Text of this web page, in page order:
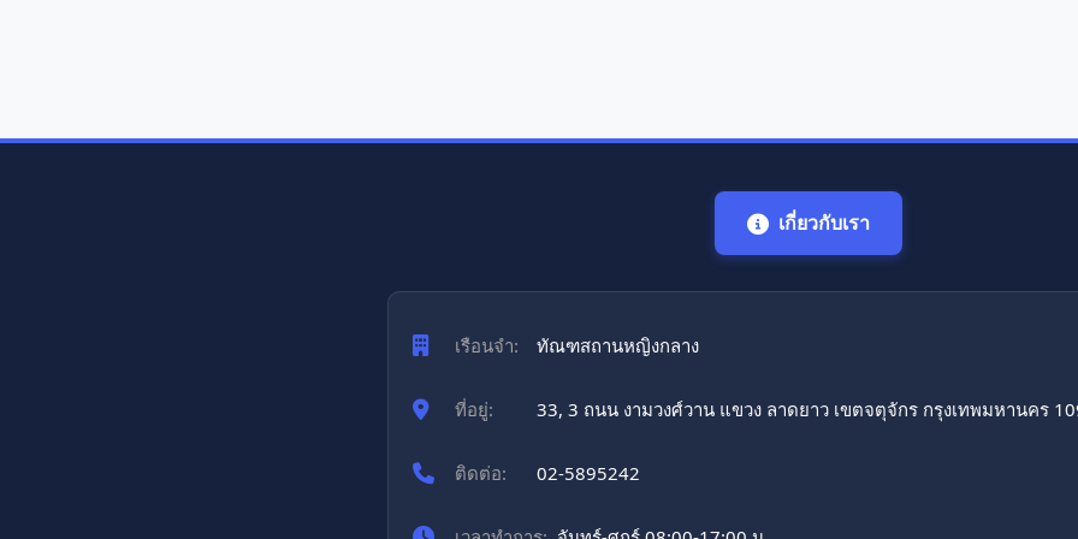
เกี่ยวกับเรา
เรือนจำ: ทัณฑสถานหญิงกลาง
ที่อยู่: 33, 3 ถนน งามวงศ์วาน แขวง ลาดยาว เขตจตุจักร กรุงเทพมหานคร
ติดต่อ: 02-5895242